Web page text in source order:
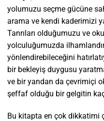
yolumuzu seçme gücüne
arama ve kendi kaderimizi
Tanrıları olduğumuzu ve
yolculuğumuzda
yönlendirebileceğini
bir bekleyiş duygusu
ve bir yandan da çevrimiçi
şeffaf olduğu bir gelgitin
Bu kitapta en çok dikkatimi